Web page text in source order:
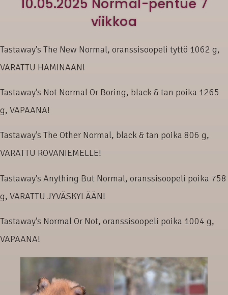
10.05.2025 Normal-pentue 7
viikkoa
Tastaway’s The New Normal, oranssisoopeli tyttö 1062 g,
VARATTU HAMINAAN!
Tastaway’s Not Normal Or Boring, black & tan poika 1265
g, VAPAANA!
Tastaway’s The Other Normal, black & tan poika 806 g,
VARATTU ROVANIEMELLE!
Tastaway’s Anything But Normal, oranssisoopeli poika 758
g, VARATTU JYVÄSKYLÄÄN!
Tastaway’s Normal Or Not, oranssisoopeli poika 1004 g,
VAPAANA!